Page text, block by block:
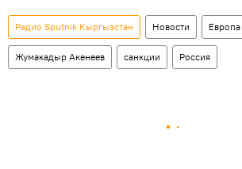
Радио Sputnik Кыргызстан Новости Европа
Жумакадыр Акенеев санкции Россия